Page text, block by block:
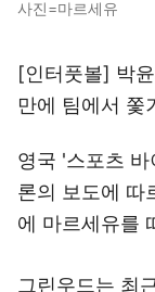
사진=마르세유
[인터풋볼] 박
만에 팀에서 쫓
영국 '스포츠
론의 보도에 따
에 마르세유를
그린우드는 최